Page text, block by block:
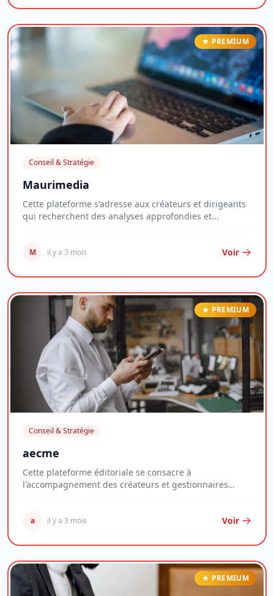
PREMIUM
Conseil & Stratégie
Maurimedia
Cette plateforme s'adresse aux créateurs et dirigeants
qui recherchent des analyses approfondies et...
M il y a 3 mois Voir
PREMIUM
Conseil & Stratégie
aecme
Cette plateforme éditoriale se consacre à
l'accompagnement des créateurs et gestionnaires
a il y a 3 mois Voir
PREMIUM